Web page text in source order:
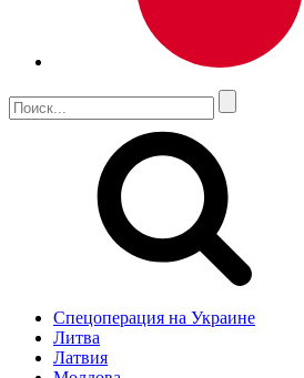
Спецоперация на Украине
Литва
Латвия